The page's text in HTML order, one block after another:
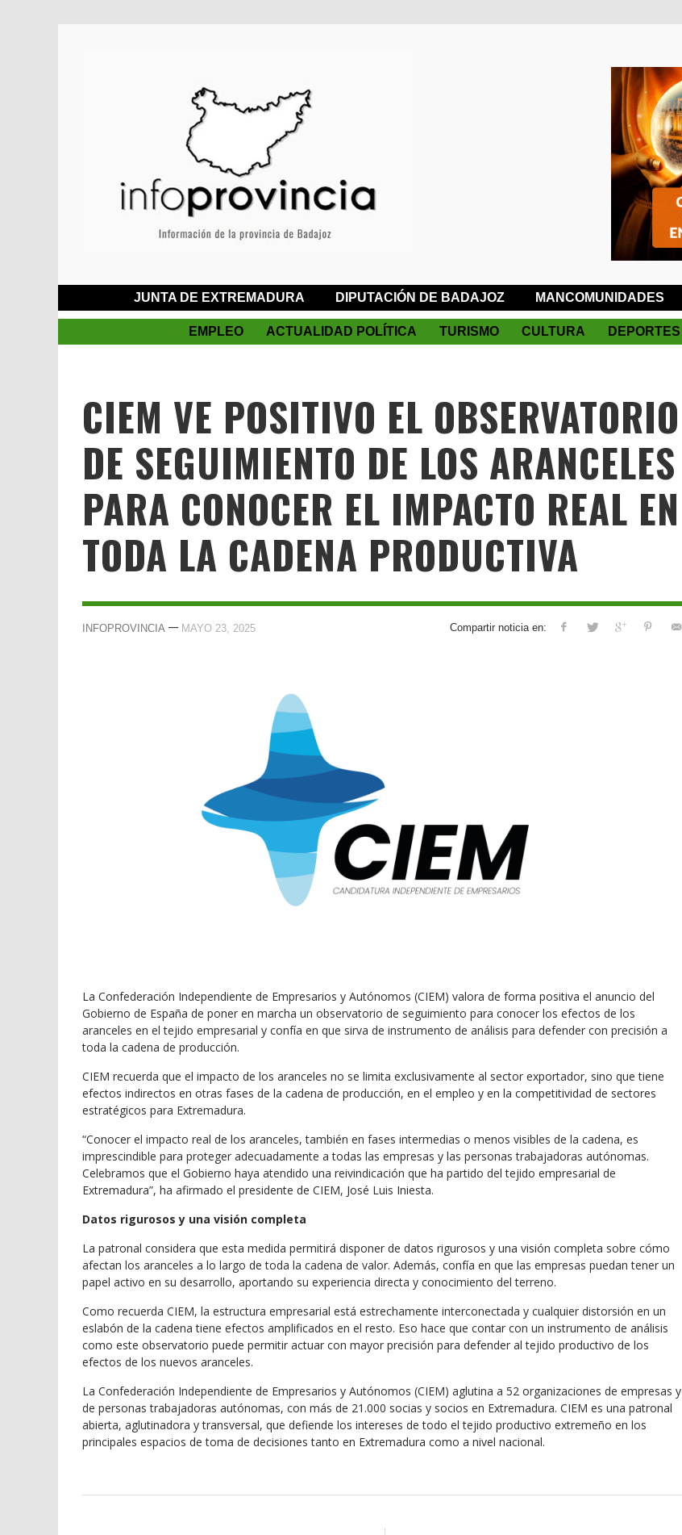
JUNTA DE EXTREMADURA DIPUTACIÓN DE BADAJOZ MANCOMUNIDADES
EMPLEO ACTUALIDAD POLÍTICA TURISMO CULTURA DEPORTES
CIEM VE POSITIVO EL OBSERVATORIO
DE SEGUIMIENTO DE LOS ARANCELES
PARA CONOCER EL IMPACTO REAL EN
TODA LA CADENA PRODUCTIVA
Compartir noticia en:
INFOPROVINCIA — MAYO 23, 2025
La Confederación Independiente de Empresarios y Autónomos (CIEM) valora de forma positiva el anuncio del
Gobierno de España de poner en marcha un observatorio de seguimiento para conocer los efectos de los
aranceles en el tejido empresarial y confía en que sirva de instrumento de análisis para defender con precisión a
toda la cadena de producción.
CIEM recuerda que el impacto de los aranceles no se limita exclusivamente al sector exportador, sino que tiene
efectos indirectos en otras fases de la cadena de producción, en el empleo y en la competitividad de sectores
estratégicos para Extremadura.
“Conocer el impacto real de los aranceles, también en fases intermedias o menos visibles de la cadena, es
imprescindible para proteger adecuadamente a todas las empresas y las personas trabajadoras autónomas.
Celebramos que el Gobierno haya atendido una reivindicación que ha partido del tejido empresarial de
Extremadura”, ha afirmado el presidente de CIEM, José Luis Iniesta.
Datos rigurosos y una visión completa
La patronal considera que esta medida permitirá disponer de datos rigurosos y una visión completa sobre cómo
afectan los aranceles a lo largo de toda la cadena de valor. Además, confía en que las empresas puedan tener un
papel activo en su desarrollo, aportando su experiencia directa y conocimiento del terreno.
Como recuerda CIEM, la estructura empresarial está estrechamente interconectada y cualquier distorsión en un
eslabón de la cadena tiene efectos amplificados en el resto. Eso hace que contar con un instrumento de análisis
como este observatorio puede permitir actuar con mayor precisión para defender al tejido productivo de los
efectos de los nuevos aranceles.
La Confederación Independiente de Empresarios y Autónomos (CIEM) aglutina a 52 organizaciones de empresas y
de personas trabajadoras autónomas, con más de 21.000 socias y socios en Extremadura. CIEM es una patronal
abierta, aglutinadora y transversal, que defiende los intereses de todo el tejido productivo extremeño en los
principales espacios de toma de decisiones tanto en Extremadura como a nivel nacional.